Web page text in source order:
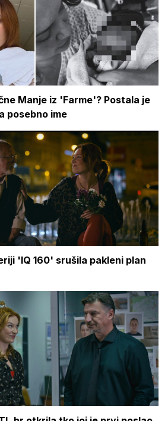
Manje iz 'Farme'? Postala je
posebno ime
'IQ 160' srušila pakleni plan